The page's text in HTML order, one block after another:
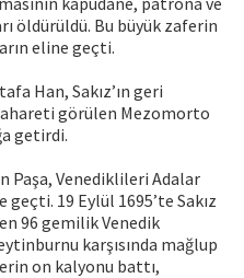
öldürüldü. Bu büyük zaferin
eline geçti.
Han, Sakız’ın geri
görülen Mezomorto
getirdi.
Paşa, Venediklileri Adalar
19 Eylül 1695’te Sakız
96 gemilik Venedik
karşısında mağlup
on kalyonu battı,